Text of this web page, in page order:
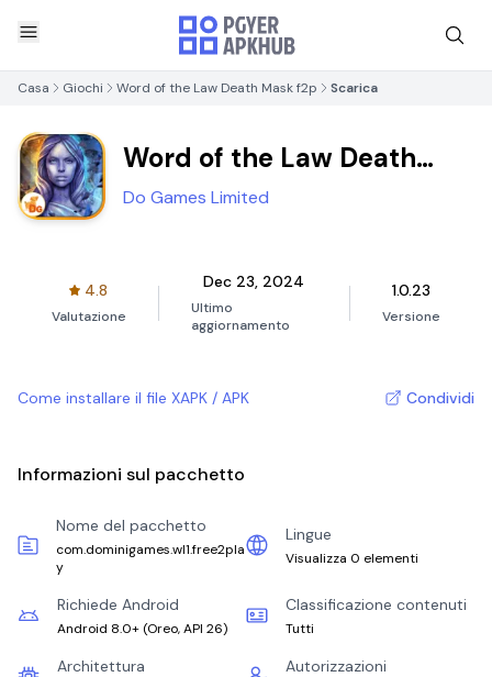
Casa Giochi Word of the Law Death Mask f2p Scarica
Word of the Law Death
Mask f2p
Do Games Limited
4.8
Valutazione
Dec 23, 2024
Ultimo
aggiornamento
1.0.23
Versione
Come installare il file XAPK / APK Condividi
Informazioni sul pacchetto
Nome del pacchetto
com.dominigames.wl1.free2pla
y
Lingue
Visualizza 0 elementi
Richiede Android
Android 8.0+ (Oreo, API 26)
Classificazione contenuti
Tutti
Architettura Autorizzazioni